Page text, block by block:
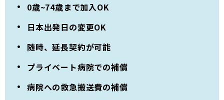
0歳~74歳まで加入OK
日本出発日の変更OK
随時、延長契約が可能
プライベート病院での補償
病院への救急搬送費の補償